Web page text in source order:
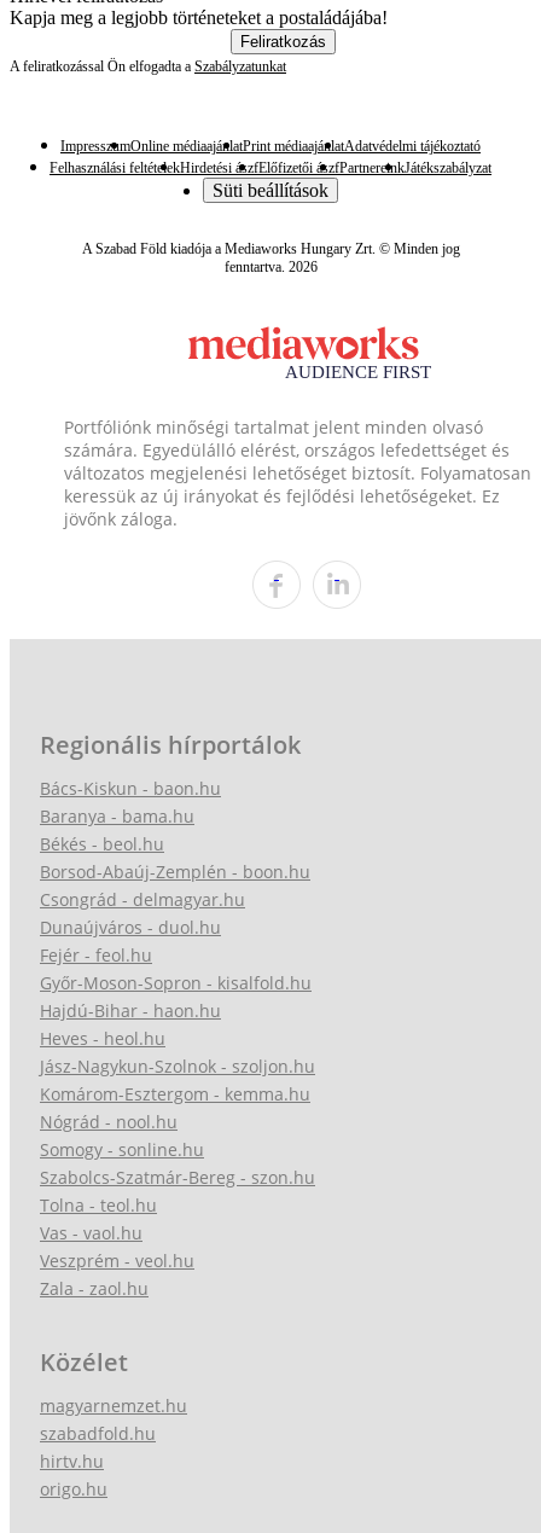
Kapja meg a legjobb történeteket a postaládájába!
Feliratkozás
A feliratkozással Ön elfogadta a Szabályzatunkat
ImpresszumOnline médiaajánlatPrint médiaajánlatAdatvédelmi tájékoztató
Felhasználási feltételekHirdetési ászfElőfizetői ászfPartnereinkJátékszabályzat
Süti beállítások
A Szabad Föld kiadója a Mediaworks Hungary Zrt. © Minden jog
fenntartva. 2026
Portfóliónk minőségi tartalmat jelent minden olvasó
számára. Egyedülálló elérést, országos lefedettséget és
változatos megjelenési lehetőséget biztosít. Folyamatosan
keressük az új irányokat és fejlődési lehetőségeket. Ez
jövőnk záloga.
Regionális hírportálok
Bács-Kiskun - baon.hu
Baranya - bama.hu
Békés - beol.hu
Borsod-Abaúj-Zemplén - boon.hu
Csongrád - delmagyar.hu
Dunaújváros - duol.hu
Fejér - feol.hu
Győr-Moson-Sopron - kisalfold.hu
Hajdú-Bihar - haon.hu
Heves - heol.hu
Jász-Nagykun-Szolnok - szoljon.hu
Komárom-Esztergom - kemma.hu
Nógrád - nool.hu
Somogy - sonline.hu
Szabolcs-Szatmár-Bereg - szon.hu
Tolna - teol.hu
Vas - vaol.hu
Veszprém - veol.hu
Zala - zaol.hu
Közélet
magyarnemzet.hu
szabadfold.hu
hirtv.hu
origo.hu